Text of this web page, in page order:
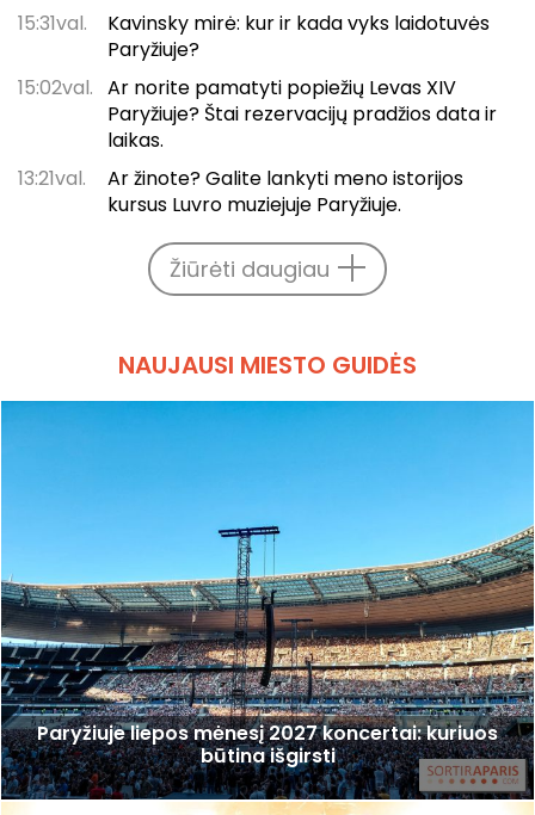
15:31val.
Kavinsky mirė: kur ir kada vyks laidotuvės
Paryžiuje?
15:02val. Ar norite pamatyti popiežių Levas XIV
Paryžiuje? Štai rezervacijų pradžios data ir
laikas.
13:21val.
Ar žinote? Galite lankyti meno istorijos
kursus Luvro muziejuje Paryžiuje.
Žiūrėti daugiau
NAUJAUSI MIESTO GUIDĖS
Paryžiuje liepos mėnesį 2027 koncertai: kuriuos
būtina išgirsti